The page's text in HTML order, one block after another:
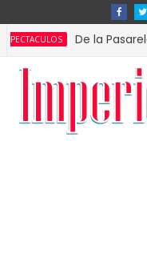
De la Pasarela Local